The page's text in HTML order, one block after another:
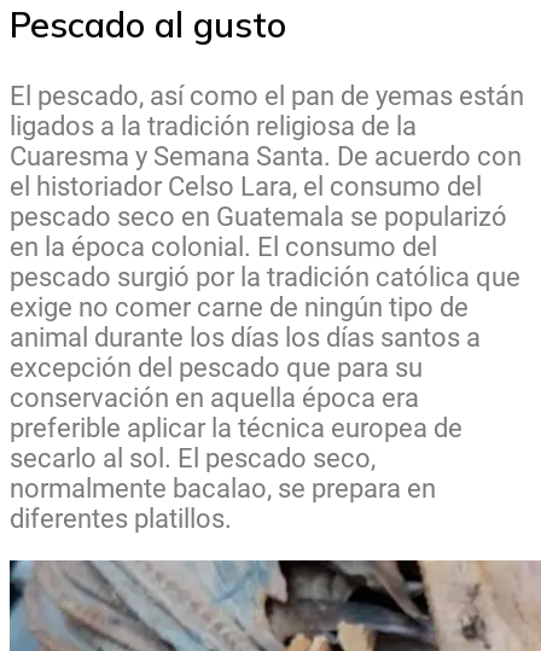
Pescado al gusto
El pescado, así como el pan de yemas están
ligados a la tradición religiosa de la
Cuaresma y Semana Santa. De acuerdo con
el historiador Celso Lara, el consumo del
pescado seco en Guatemala se popularizó
en la época colonial. El consumo del
pescado surgió por la tradición católica que
exige no comer carne de ningún tipo de
animal durante los días los días santos a
excepción del pescado que para su
conservación en aquella época era
preferible aplicar la técnica europea de
secarlo al sol. El pescado seco,
normalmente bacalao, se prepara en
diferentes platillos.